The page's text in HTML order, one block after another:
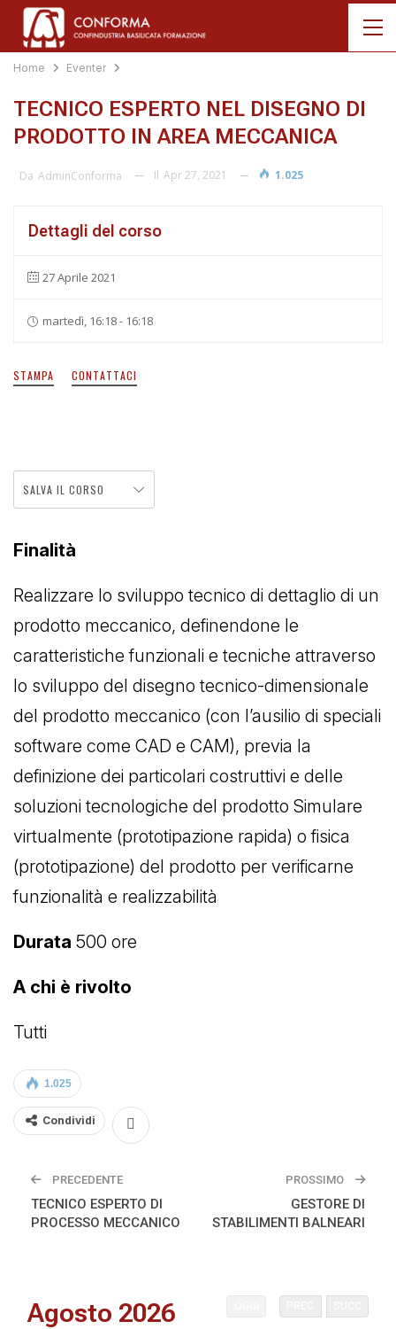
Home Eventer
TECNICO ESPERTO NEL DISEGNO DI
PRODOTTO IN AREA MECCANICA
Da AdminConforma Il Apr 27, 2021 1.025
Dettagli del corso
27 Aprile 2021
martedì, 16:18 - 16:18
STAMPA CONTATTACI
SALVA IL CORSO
Finalità
Realizzare lo sviluppo tecnico di dettaglio di un
prodotto meccanico, definendone le
caratteristiche funzionali e tecniche attraverso
lo sviluppo del disegno tecnico-dimensionale
del prodotto meccanico (con l’ausilio di speciali
software come CAD e CAM), previa la
definizione dei particolari costruttivi e delle
soluzioni tecnologiche del prodotto Simulare
virtualmente (prototipazione rapida) o fisica
(prototipazione) del prodotto per verificarne
funzionalità e realizzabilità
Durata 500 ore
A chi è rivolto
Tutti
1.025
Condividi
PRECEDENTE
TECNICO ESPERTO DI
PROCESSO MECCANICO
PROSSIMO
GESTORE DI
STABILIMENTI BALNEARI
Agosto 2026